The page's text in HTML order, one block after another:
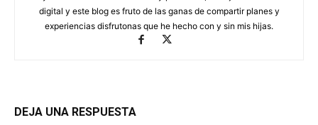
digital y este blog es fruto de las ganas de compartir planes y
experiencias disfrutonas que he hecho con y sin mis hijas.
DEJA UNA RESPUESTA